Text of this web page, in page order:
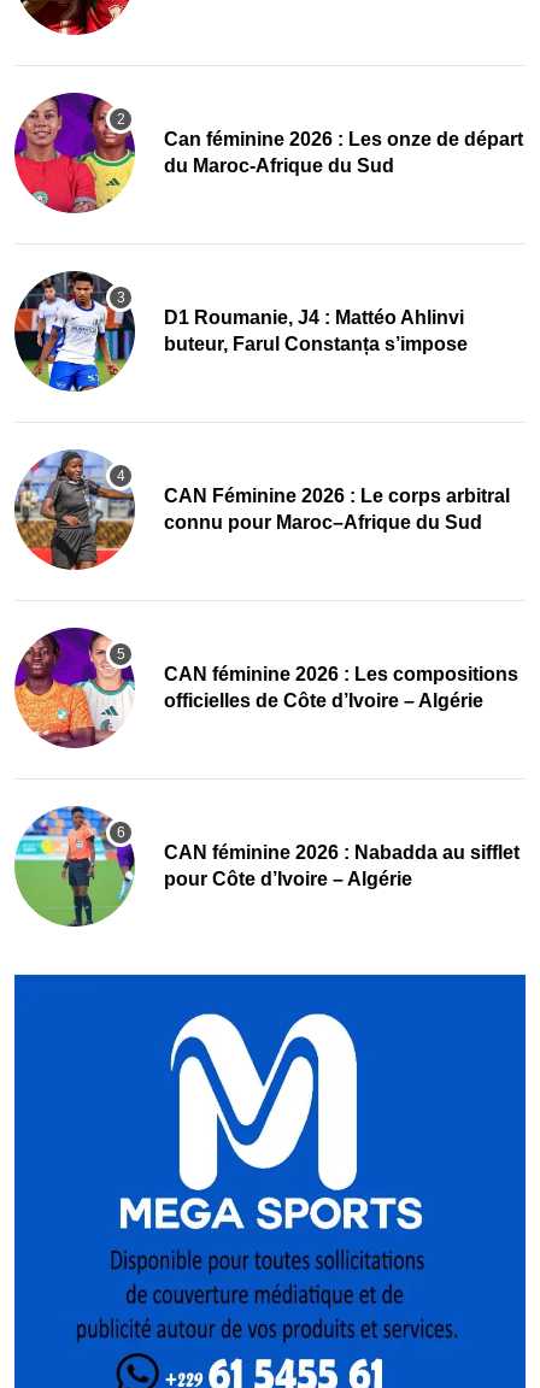
‎Can féminine 2026 : Les onze de départ
du Maroc-Afrique du Sud
D1 Roumanie, J4 : Mattéo Ahlinvi
buteur, Farul Constanța s’impose
‎CAN Féminine 2026 : Le corps arbitral
connu pour Maroc–Afrique du Sud
‎CAN féminine 2026 : Les compositions
officielles de Côte d’Ivoire – Algérie
‎CAN féminine 2026 : Nabadda au sifflet
pour Côte d’Ivoire – Algérie